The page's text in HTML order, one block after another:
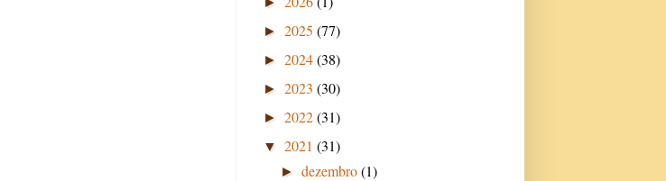
► 2025 (77)
► 2024(38)
► 2023 (30)
► 2022(31)
▼ 2021 (31)
►dezembro(1)